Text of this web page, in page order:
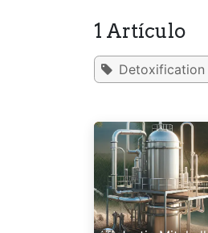
1 Artículo
Detoxification